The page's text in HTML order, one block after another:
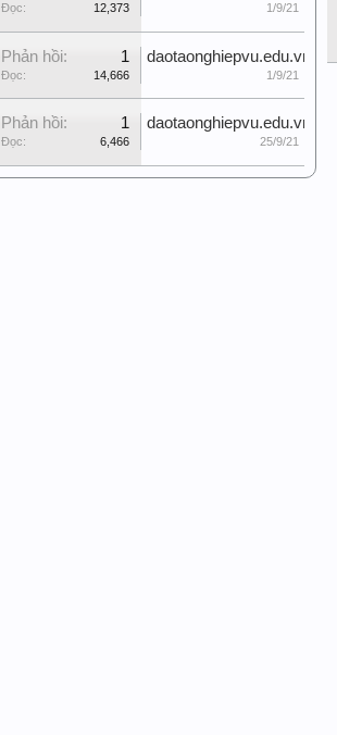
Đọc: 12,373 1/9/21
Phản hồi: 1
Đọc: 14,666
daotaonghiepvu.edu.vn
1/9/21
Phản hồi: 1
Đọc: 6,466
daotaonghiepvu.edu.vn
25/9/21